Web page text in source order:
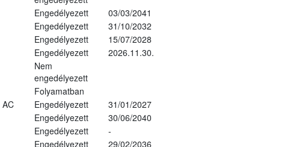
Engedélyezett
03/03/2041
Engedélyezett
31/10/2032
Engedélyezett
15/07/2028
Engedélyezett
2026.11.30.
Nem
engedélyezett
Folyamatban
Engedélyezett
31/01/2027
Engedélyezett
30/06/2040
Engedélyezett
-
Engedélyezett
29/02/2036